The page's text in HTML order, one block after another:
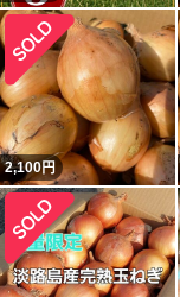
2,100円